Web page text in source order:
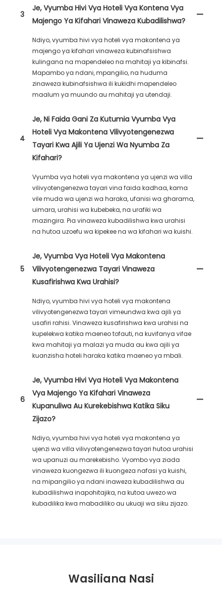
3
Je, Vyumba Hivi Vya Hoteli Vya Kontena Vya
Majengo Ya Kifahari Vinaweza Kubadilishwa?
Ndiyo, vyumba hivi vya hoteli vya makontena ya
majengo ya kifahari vinaweza kubinafsishwa
kulingana na mapendeleo na mahitaji ya kibinafsi.
Mapambo ya ndani, mpangilio, na huduma
zinaweza kubinafsishwa ili kukidhi mapendeleo
maalum ya muundo au mahitaji ya utendaji.
4
Je, Ni Faida Gani Za Kutumia Vyumba Vya
Hoteli Vya Makontena Vilivyotengenezwa
Tayari Kwa Ajili Ya Ujenzi Wa Nyumba Za
Kifahari?
Vyumba vya hoteli vya makontena ya ujenzi wa villa
vilivyotengenezwa tayari vina faida kadhaa, kama
vile muda wa ujenzi wa haraka, ufanisi wa gharama,
uimara, urahisi wa kubebeka, na urafiki wa
mazingira. Pia vinaweza kubadilishwa kwa urahisi
na hutoa uzoefu wa kipekee na wa kifahari wa kuishi.
5
Je, Vyumba Vya Hoteli Vya Makontena
Vilivyotengenezwa Tayari Vinaweza
Kusafirishwa Kwa Urahisi?
Ndiyo, vyumba hivi vya hoteli vya makontena
vilivyotengenezwa tayari vimeundwa kwa ajili ya
usafiri rahisi. Vinaweza kusafirishwa kwa urahisi na
kupelekwa katika maeneo tofauti, na kuvifanya vifae
kwa mahitaji ya malazi ya muda au kwa ajili ya
kuanzisha hoteli haraka katika maeneo ya mbali.
6
Je, Vyumba Hivi Vya Hoteli Vya Makontena
Vya Majengo Ya Kifahari Vinaweza
Kupanuliwa Au Kurekebishwa Katika Siku
Zijazo?
Ndiyo, vyumba hivi vya hoteli vya makontena ya
ujenzi wa villa vilivyotengenezwa tayari hutoa urahisi
wa upanuzi au marekebisho. Vyombo vya ziada
vinaweza kuongezwa ili kuongeza nafasi ya kuishi,
na mipangilio ya ndani inaweza kubadilishwa au
kubadilishwa inapohitajika, na kutoa uwezo wa
kubadilika kwa mabadiliko au ukuaji wa siku zijazo.
Wasiliana Nasi